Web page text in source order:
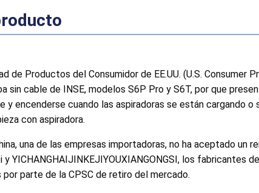
de Productos del Consumidor de EE.UU. (U.S.
sin cable de INSE, modelos S6P Pro y S6T, por que
y encenderse cuando las aspiradoras se están
con aspiradora.
una de las empresas importadoras, no ha aceptado
y YICHANGHAIJINKEJIYOUXIANGONGSI, los
parte de la CPSC de retiro del mercado.